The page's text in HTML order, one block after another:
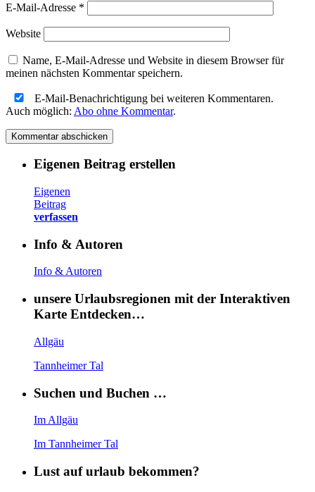
E-Mail-Adresse *
Website
Name, E-Mail-Adresse und Website in diesem Browser für
meinen nächsten Kommentar speichern.
E-Mail-Benachrichtigung bei weiteren Kommentaren.
Auch möglich: Abo ohne Kommentar.
Eigenen Beitrag erstellen
Eigenen
Beitrag
verfassen
Info & Autoren
Info & Autoren
unsere Urlaubsregionen mit der Interaktiven
Karte Entdecken…
Allgäu
Tannheimer Tal
Suchen und Buchen …
Im Allgäu
Im Tannheimer Tal
Lust auf urlaub bekommen?